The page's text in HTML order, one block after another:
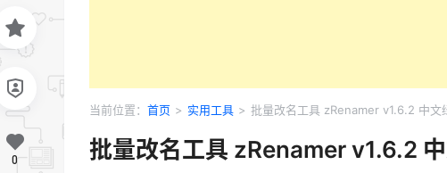
当前位置： 首页 > 实用工具 > 批量改名工具 zRenamer v1.6.2 中文
批量改名工具 zRenamer v1.6.2
0